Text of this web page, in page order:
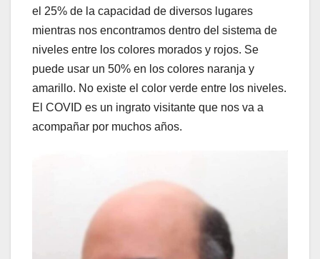
el 25% de la capacidad de diversos lugares
mientras nos encontramos dentro del sistema de
niveles entre los colores morados y rojos. Se
puede usar un 50% en los colores naranja y
amarillo. No existe el color verde entre los niveles.
El COVID es un ingrato visitante que nos va a
acompañar por muchos años.